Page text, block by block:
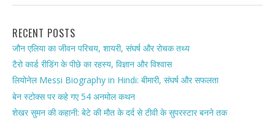
RECENT POSTS
जौन एलिया का जीवन परिचय, शायरी, संघर्ष और रोचक तथ्य
टैरो कार्ड रीडिंग के पीछे का रहस्य, विज्ञान और विश्वास
लियोनेल Messi Biography in Hindi: बीमारी, संघर्ष और सफलता
बेन स्टोक्स पर कहे गए 54 अनमोल कथन
शेखर सुमन की कहानी: बेटे की मौत के दर्द से टीवी के सुपरस्टार बनने तक